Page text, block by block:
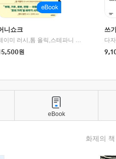
니쇼크
제이미 러시,톰 올릭,스테파니 플랜더스 편저/임경은 역/박정호 감수
원
쓰
다
화제의 책
eBook